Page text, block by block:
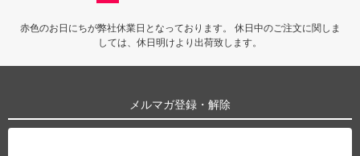
赤色のお日にちが弊社休業日となっております。 休日中のご注文に関しま
しては、休日明けより出荷致します。
メルマガ登録・解除